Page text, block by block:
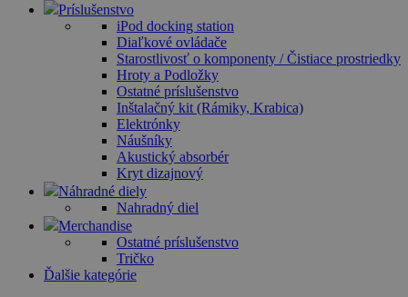
Príslušenstvo
iPod docking station
Diaľkové ovládače
Starostlivosť o komponenty / Čistiace prostriedky
Hroty a Podložky
Ostatné príslušenstvo
Inštalačný kit (Rámiky, Krabica)
Elektrónky
Náušníky
Akustický absorbér
Kryt dizajnový
Náhradné diely
Nahradný diel
Merchandise
Ostatné príslušenstvo
Tričko
Ďalšie kategórie